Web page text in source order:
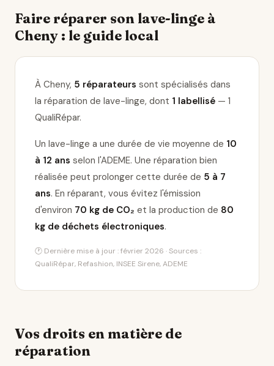
Faire réparer son lave-linge à
Cheny : le guide local
À Cheny, 5 réparateurs sont spécialisés dans
la réparation de lave-linge, dont 1 labellisé — 1
QualiRépar.
Un lave-linge a une durée de vie moyenne de 10
à 12 ans selon l'ADEME. Une réparation bien
réalisée peut prolonger cette durée de 5 à 7
ans. En réparant, vous évitez l'émission
d'environ 70 kg de CO₂ et la production de 80
kg de déchets électroniques.
🕐 Dernière mise à jour : février 2026 · Sources :
QualiRépar, Refashion, INSEE Sirene, ADEME
Vos droits en matière de
réparation